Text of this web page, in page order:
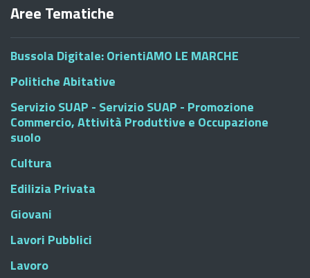
Aree Tematiche
Bussola Digitale: OrientiAMO LE MARCHE
Politiche Abitative
Servizio SUAP - Servizio SUAP - Promozione
Commercio, Attività Produttive e Occupazione
suolo
Cultura
Edilizia Privata
Giovani
Lavori Pubblici
Lavoro